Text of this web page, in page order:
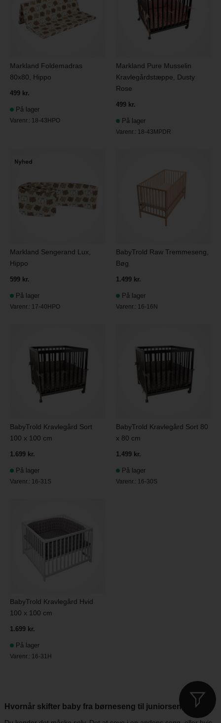
Markland Foldemadras
80x80, Hippo
499 kr.
På lager
Varenr.: 18-43HPO
Markland Pure Musselin
Kravlegårdstæppe, Dusty
Rose
499 kr.
På lager
Varenr.: 18-43MPDR
Markland Sengerand Lux,
Hippo
599 kr.
På lager
Varenr.: 17-40HPO
BabyTrold Raw Tremmeseng,
Bøg
1.499 kr.
På lager
Varenr.: 16-16N
BabyTrold Kravlegård Sort
100 x 100 cm
1.699 kr.
På lager
Varenr.: 16-31S
BabyTrold Kravlegård Sort 80
x 80 cm
1.499 kr.
På lager
Varenr.: 16-30S
BabyTrold Kravlegård Hvid
100 x 100 cm
1.699 kr.
På lager
Varenr.: 16-31H
Hvornår skifter baby fra børneseng til juniorseng?